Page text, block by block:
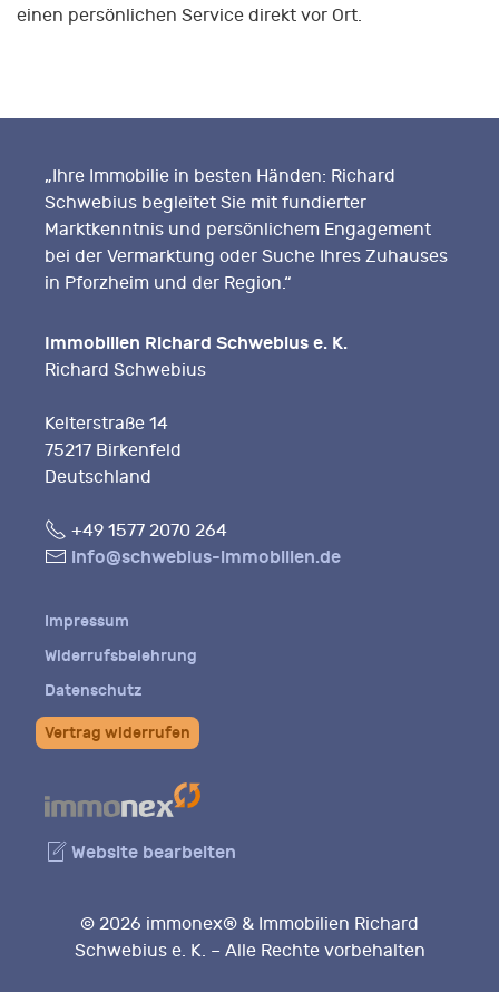
einen persönlichen Service direkt vor Ort.
„Ihre Immobilie in besten Händen: Richard
Schwebius begleitet Sie mit fundierter
Marktkenntnis und persönlichem Engagement
bei der Vermarktung oder Suche Ihres Zuhauses
in Pforzheim und der Region.“
Immobilien Richard Schwebius e. K.
Richard Schwebius
Kelterstraße 14
75217 Birkenfeld
Deutschland
Fon+49 1577 2070 264
E- info@schwebius-immobilien.de
Impressum
Widerrufsbelehrung
Datenschutz
Vertrag widerrufen
Website bearbeiten
© 2026 immonex® & Immobilien Richard
Schwebius e. K. – Alle Rechte vorbehalten